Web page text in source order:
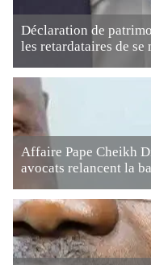
Déclaration de
les retardataires de se
Affaire Pape Cheikh
avocats relancent la